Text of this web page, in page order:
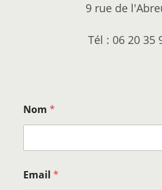
9 rue de
Tél : 06 20 35
Nom*
Email*